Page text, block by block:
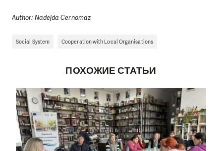
Author: Nadejda Cernomaz
Social System Cooperation with Local Organisations
ПОХОЖИЕ СТАТЬИ